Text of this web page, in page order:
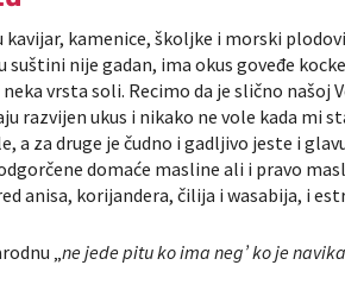
kamenice, školjke i morski
nije gadan, ima okus goveđe
vrsta soli. Recimo da je slično
razvijen ukus i nikako ne vole kada mi
a za druge je čudno i gadljivo jeste i
domaće masline ali i pravo
anisa, korijandera, čilija i wasabija, i
„ne jede pitu ko ima neg’ ko je